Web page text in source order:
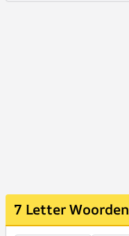
7 Letter Woorden